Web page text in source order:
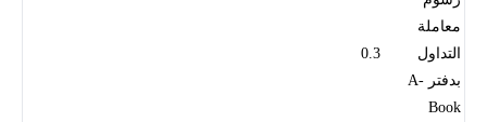
معاملة
التداول
بدفتر A-
Book
0.3